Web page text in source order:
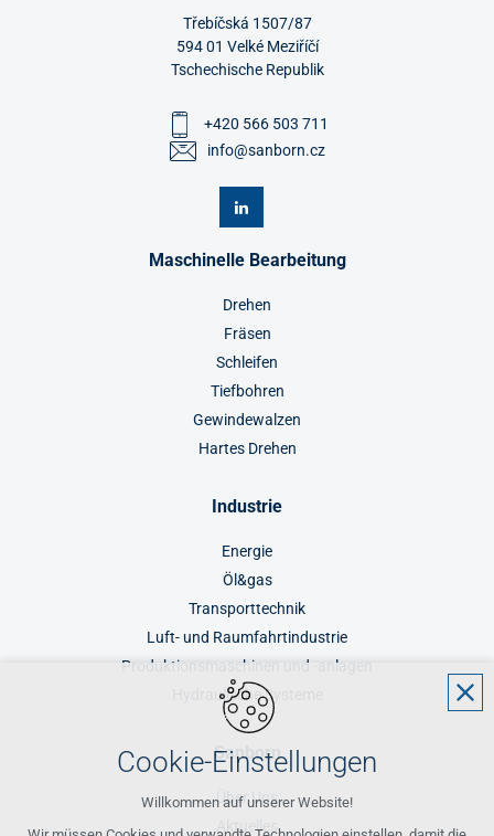
Maschinelle Bearbeitung
Drehen
Fräsen
Schleifen
Tiefbohren
Gewindewalzen
Hartes Drehen
Industrie
Energie
Öl&gas
Transporttechnik
Luft- und Raumfahrtindustrie
Produktionsmaschinen und -anlagen
Hydraulische Systeme
Sanborn
Über Uns
Aktuelles
Třebíčská 1507/87
594 01 Velké Meziříčí
Tschechische Republik
+420 566 503 711
info@sanborn.cz
Cookie-Einstellungen
Willkommen auf unserer Website!